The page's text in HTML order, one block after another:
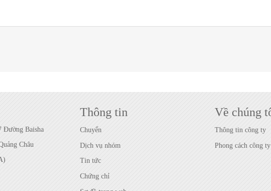
Đường Baisha
Châu
Thông tin
Chuyển
Dịch vụ nhóm
Tin tức
Chứng chỉ
Về chúng
Thông tin công ty
Phong cách công ty